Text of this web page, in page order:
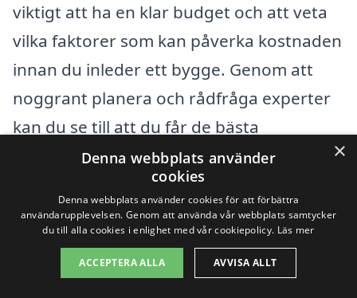
viktigt att ha en klar budget och att veta
vilka faktorer som kan påverka kostnaden
innan du inleder ett bygge. Genom att
noggrant planera och rådfråga experter
kan du se till att du får de bästa
bygglovsritningarna till ett rimligt pris.
Få 3 erbjudanden, gratis och utan
×
Denna webbplats använder
cookies
Denna webbplats använder cookies för att förbättra
användarupplevelsen. Genom att använda vår webbplats samtycker
du till alla cookies i enlighet med vår cookiepolicy. Läs mer
ACCEPTERA ALLA AVVISA ALLT